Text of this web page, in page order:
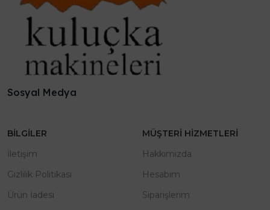
Sosyal Medya
BILGILER
İletişim
Gizlilik Politikası
Ürün İadesi
MÜŞTERI HIZMETLERI
Hakkımızda
Hesabım
Siparişlerim